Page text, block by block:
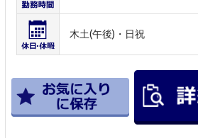
木土(午後)・日祝